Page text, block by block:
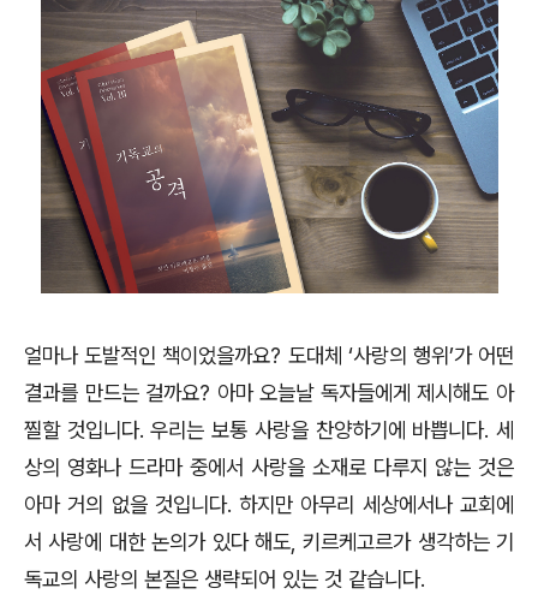
얼마나 도발적인 책이었을까요? 도대체 ‘사랑의 행위’가 어떤
결과를 만드는 걸까요? 아마 오늘날 독자들에게 제시해도 아
찔할 것입니다. 우리는 보통 사랑을 찬양하기에 바쁩니다. 세
상의 영화나 드라마 중에서 사랑을 소재로 다루지 않는 것은
아마 거의 없을 것입니다. 하지만 아무리 세상에서나 교회에
서 사랑에 대한 논의가 있다 해도, 키르케고르가 생각하는 기
독교의 사랑의 본질은 생략되어 있는 것 같습니다.